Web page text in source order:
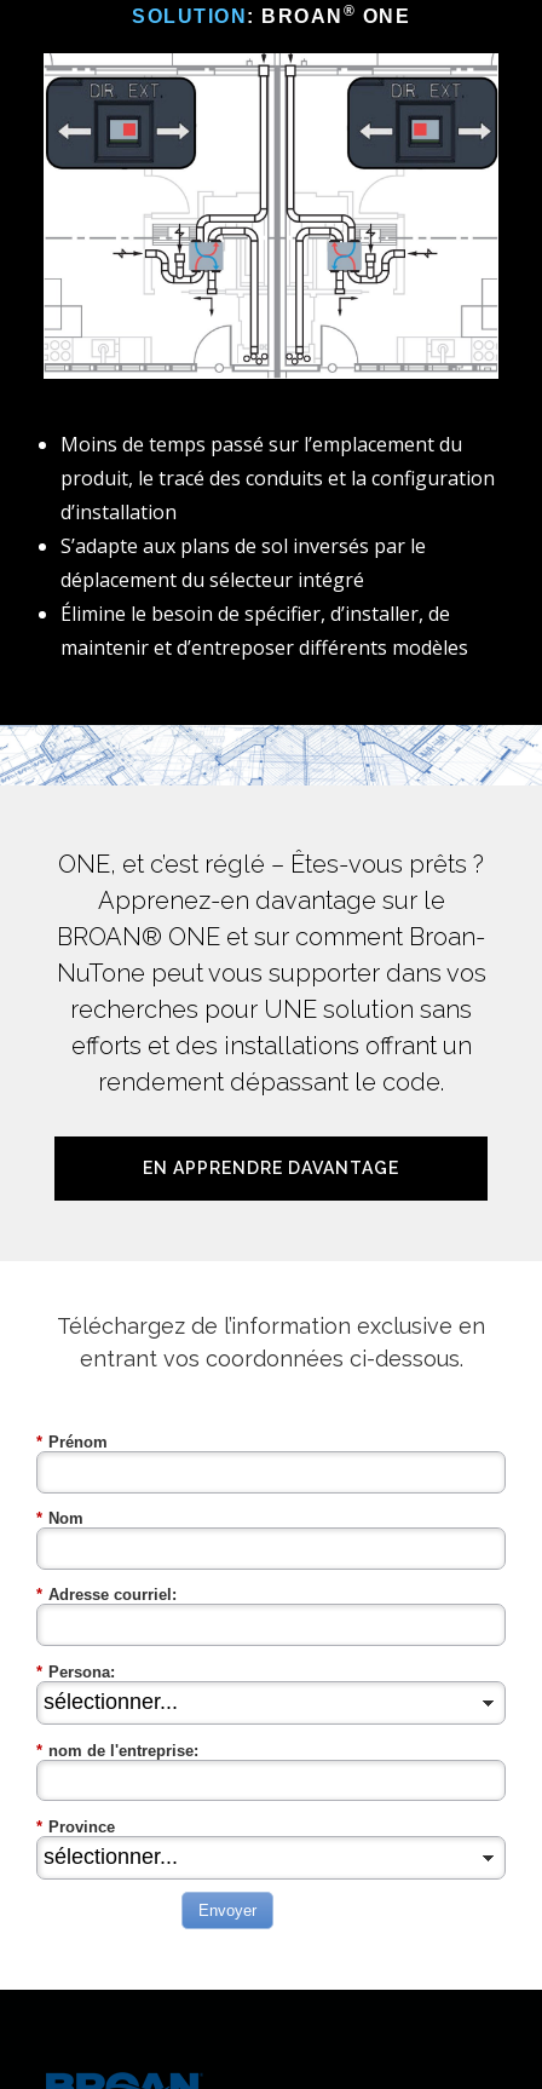
SOLUTION : BROAN ® ONE
Moins de temps passé sur l’emplacement du
produit, le tracé des conduits et la configuration
d’installation
S’adapte aux plans de sol inversés par le
déplacement du sélecteur intégré
Élimine le besoin de spécifier, d’installer, de
maintenir et d’entreposer différents modèles
ONE, et c’est réglé – Êtes-vous prêts ?
Apprenez-en davantage sur le
BROAN® ONE et sur comment Broan-
NuTone peut vous supporter dans vos
recherches pour UNE solution sans
efforts et des installations offrant un
rendement dépassant le code.
EN APPRENDRE DAVANTAGE
Téléchargez de l’information exclusive en
entrant vos coordonnées ci-dessous.
* Prénom
* Nom
* Adresse courriel:
* Persona:
* nom de l'entreprise:
* Province
Envoyer